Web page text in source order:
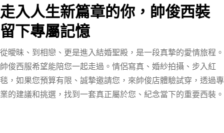
走入人生新篇章的你，帥俊西裝
留下專屬記憶
從曖昧、到相戀、更是進入結婚聖殿，是一段真摯的愛情旅程。
帥俊西服希望能陪您一起走過。情侶寫真、婚紗拍攝、步入紅
毯，如果您預算有限、誠摯邀請您，來帥俊店體驗試穿，透過專
業的建議和挑選，找到一套真正屬於您、紀念當下的重要西裝。